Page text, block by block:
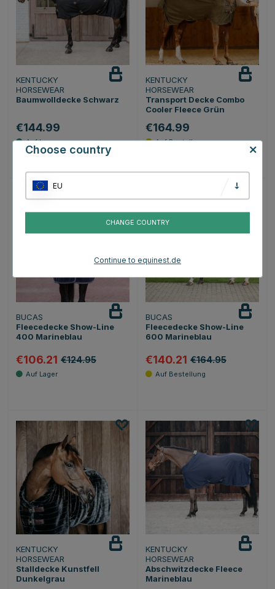
KENTUCKY
HORSEWEAR
Baumwolldecke Schwarz
€144.99
KENTUCKY
HORSEWEAR
Transport Decke Combo
Cooler Fleece Grün
€164.99
15
BUCAS
Fleecedecke Show-Line
400 Marineblau
€106.21 €124.95
15
BUCAS
Fleecedecke Show-Line
600 Marineblau
€140.21 €164.95
KENTUCKY
HORSEWEAR
Stalldecke Kunstfell
Dunkelgrau
KENTUCKY
HORSEWEAR
Abschwitzdecke Fleece
Marineblau
Choose country
EU
CHANGE COUNTRY
Continue to equinest.de